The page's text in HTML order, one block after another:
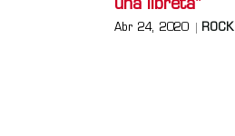
una libreta"
Abr 24, 2020